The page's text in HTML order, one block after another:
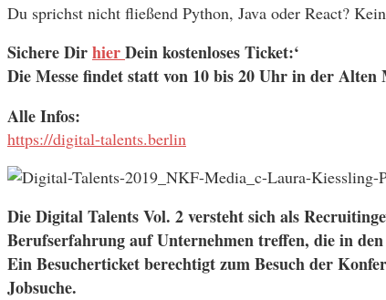
Du sprichst nicht fließend Python, Java oder React?
Sichere DirhierDein kostenloses Ticket:‘
Die Messe findet statt von 10 bis 20 Uhr in der
Alle Infos:
https://digital-talents.berlin
Die Digital Talents Vol. 2 versteht sich als
Berufserfahrung auf Unternehmen treffen, die in
Ein Besucherticket berechtigt zum Besuch der
Jobsuche.